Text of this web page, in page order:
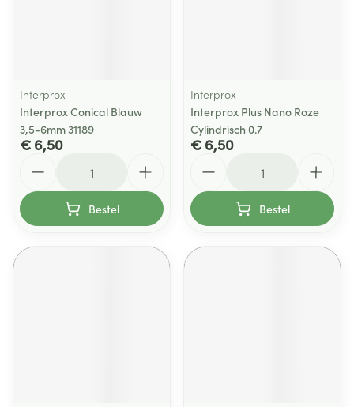
Interprox
Interprox Conical Blauw
3,5-6mm 31189
€ 6,50
Bestel
Interprox
Interprox Plus Nano Roze
Cylindrisch 0.7
€ 6,50
Bestel